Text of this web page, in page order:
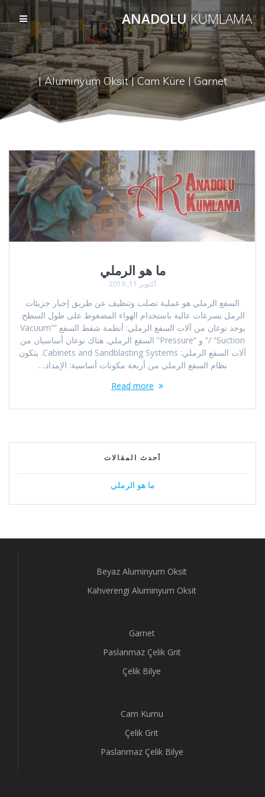
Skip
to
content
ANADOLUKUMLAMA
Aluminyum Oksit | Cam Küre | Garnet |
ما هو الرملي
أكتوبر 11, 2019
السفع الرملي هو عملية تصلب وتنظيف عن طريق إجبار جزيئات
الرمل بسرعات عالية باستخدام الهواء المضغوط على طول السطح.
يوجد نوعان من آلات السفع الرملي: أنظمة شفط السفع “Vacuum”
/ “Suction” و “Pressure” السفع الرملي. هناك نوعان أساسيان من
آلات السفع الرملي: Cabinets and Sandblasting Systems. يتكون
نظام السفع الرملي من أربعة مكونات أساسية: الإمداد…
Read more
أحدث المقالات
ما هو الرملي
Beyaz Aluminyum Oksit
Kahverengi Aluminyum Oksit
Garnet
Paslanmaz Çelik Grit
Çelik Bilye
Cam Kumu
Çelik Grit
Paslanmaz Çelik Bilye